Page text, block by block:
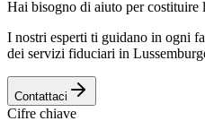
Hai bisogno di aiuto per costituire
I nostri esperti ti guidano in ogni
dei servizi fiduciari in
Contattaci
Cifre chiave